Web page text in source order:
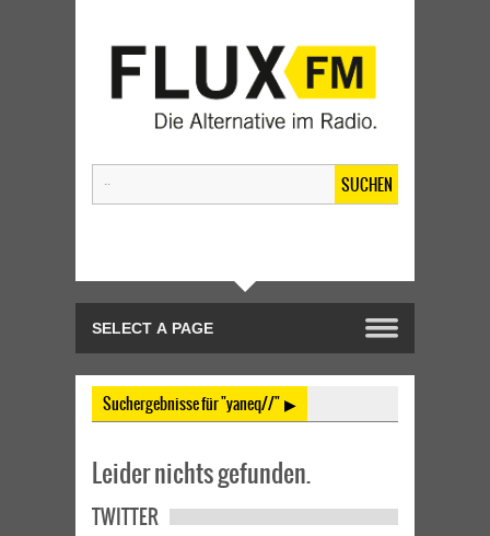
SUCHEN
Suchergebnisse für "yaneq//" ▶
Leider nichts gefunden.
TWITTER